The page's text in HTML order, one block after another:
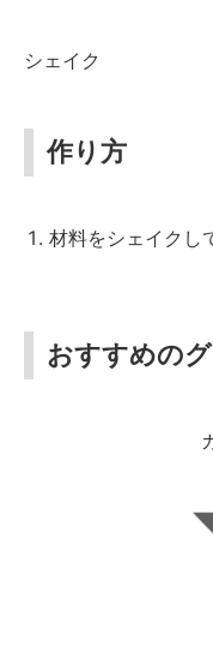
シェイク
作り方
材料をシェイクし
おすすめの